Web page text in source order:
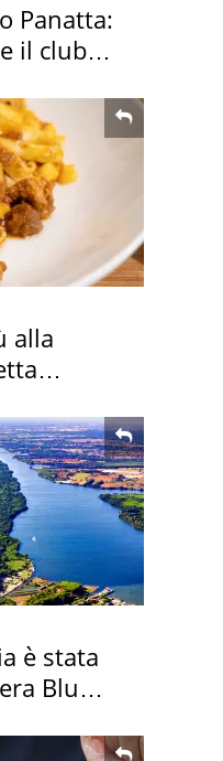
Panatta:
il club
alla
è stata
Blu